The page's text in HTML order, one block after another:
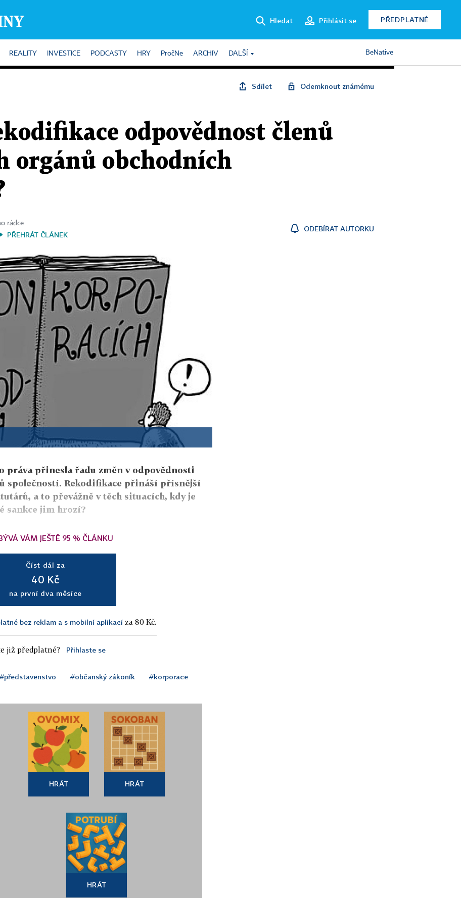
Hledat Přihlásit se PŘEDPLATNÉ
REALITY INVESTICE PODCASTY HRY PročNe ARCHIV DALŠÍ BeNative
Sdílet Odemknout známému
odpovědnost členů
orgánů obchodních
rádce
PŘEHRÁT ČLÁNEK
ODEBÍRAT AUTORKU
práva přinesla řadu změn v odpovědnosti
společností. Rekodifikace přináší přísnější
a to převážně v těch situacích, kdy je
sankce jim hrozí?
VÁM JEŠTĚ 95 % ČLÁNKU
Číst dál za
40 Kč
na první dva měsíce
bez reklam a s mobilní aplikací za 80 Kč.
již předplatné? Přihlaste se
#představenstvo #občanský zákoník #korporace
HRÁT HRÁT
HRÁT